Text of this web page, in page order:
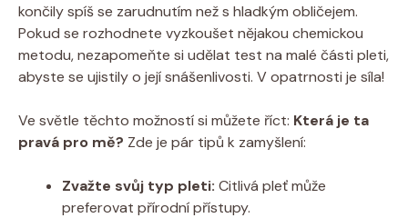
končily spíš se zarudnutím než s hladkým obličejem.
Pokud se rozhodnete vyzkoušet nějakou chemickou
metodu, nezapomeňte si udělat test na malé části pleti,
abyste se ujistily o její snášenlivosti. V opatrnosti je síla!
Ve světle těchto možností si můžete říct: Která je ta
pravá pro mě? Zde je pár tipů k zamyšlení:
Zvažte svůj typ pleti: Citlivá pleť může
preferovat přírodní přístupy.